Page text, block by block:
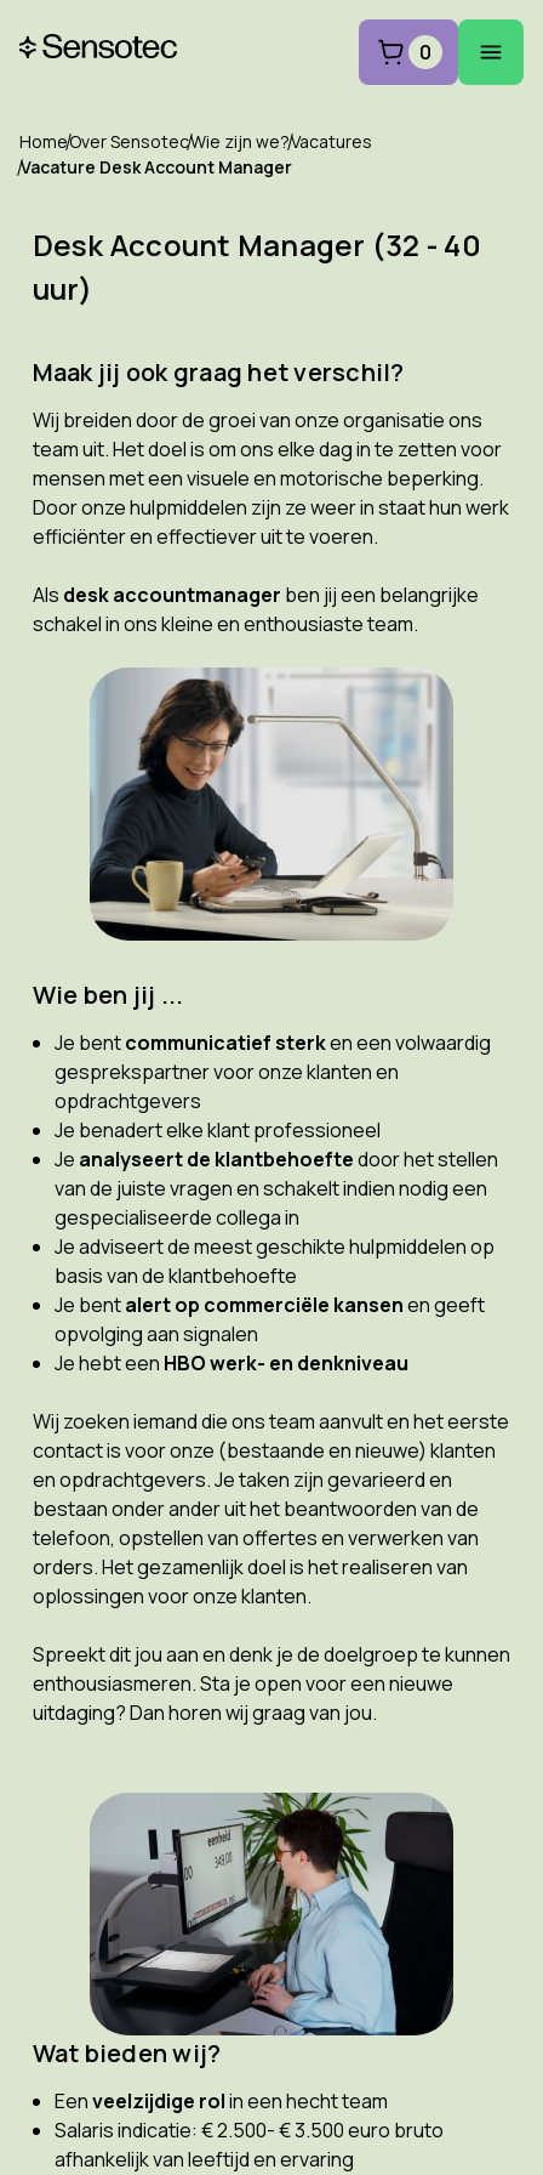
0
HomeOver SensotecWie zijn we?Vacatures
Vacature Desk Account Manager
Desk Account Manager (32 - 40
uur)
Maak jij ook graag het verschil?
Wij breiden door de groei van onze organisatie ons
team uit. Het doel is om ons elke dag in te zetten voor
mensen met een visuele en motorische beperking.
Door onze hulpmiddelen zijn ze weer in staat hun werk
efficiënter en effectiever uit te voeren.
Als desk accountmanager ben jij een belangrijke
schakel in ons kleine en enthousiaste team.
Wie ben jij ...
Je bentcommunicatief sterken een volwaardig
gesprekspartner voor onze klanten en
opdrachtgevers
Je benadert elke klant professioneel
Je analyseert de klantbehoeftedoor het stellen
van de juiste vragen en schakelt indien nodig een
gespecialiseerde collega in
Je adviseert de meest geschikte hulpmiddelen op
basis van de klantbehoefte
Je bentalert op commerciële kansenen geeft
opvolging aan signalen
Je hebt een HBO werk- en denkniveau
Wij zoeken iemand die ons team aanvult en het eerste
contact is voor onze (bestaande en nieuwe) klanten
en opdrachtgevers. Je taken zijn gevarieerd en
bestaan onder ander uit het beantwoorden van de
telefoon, opstellen van offertes en verwerken van
orders. Het gezamenlijk doel is het realiseren van
oplossingen voor onze klanten.
Spreekt dit jou aan en denk je de doelgroep te kunnen
enthousiasmeren. Sta je open voor een nieuwe
uitdaging? Dan horen wij graag van jou.
Wat bieden wij?
Eenveelzijdige rolin een hecht team
Salaris indicatie: € 2.500- € 3.500 euro bruto
afhankelijk van leeftijd en ervaring